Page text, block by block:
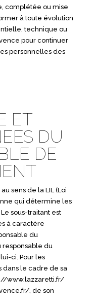
complétée ou mise
à toute évolution
technique ou
pour continuer
personnelles des
ET
DU
DE
sens de la LIL (Loi
qui détermine les
sous-traitant est
à caractère
du
responsable du
ci. Pour les
le cadre de sa
www.lazzaretti.fr/
, de son